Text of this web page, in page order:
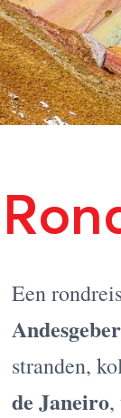
Een
stranden,
de Janeiro,